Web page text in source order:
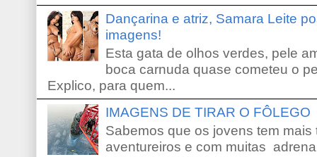
Dançarina e atriz, Samara Leite
imagens!
Esta gata de olhos verdes, pele
boca carnuda quase cometeu o
Explico, para quem...
IMAGENS DE TIRAR O FÔLEGO
Sabemos que os jovens tem
aventureiros e com muitas